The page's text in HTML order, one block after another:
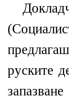
руските